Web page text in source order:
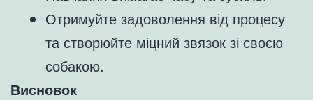
Отримуйте задоволення від процесу
та створюйте міцний звязок зі своєю
собакою.
Висновок